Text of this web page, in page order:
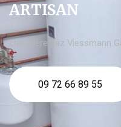
ARTISAN
chaudière gaz Viessmann
09 72 66 89 55